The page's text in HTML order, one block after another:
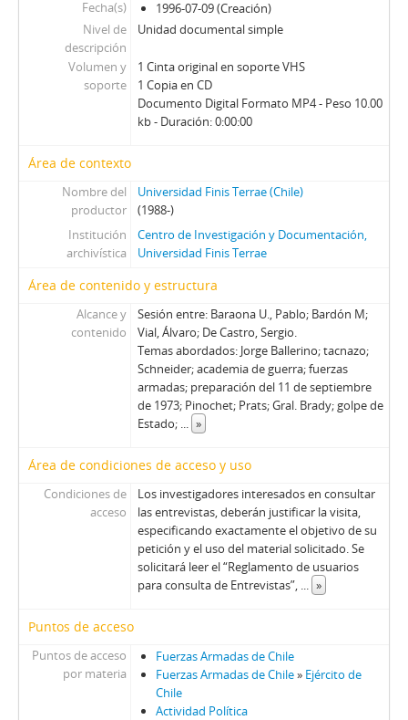
66 - Pinochet, Augusto
67 - Pinochet, Augusto
68 - Matthei, Fernando
69 - Matthei, Fernando
70 - Stange, Rodolfo
71 - Jarpa, Sergio Onofre
73 - Jarpa, Sergio Onofre
74 - Jarpa, Sergio Onofre
75 - Jarpa, Sergio Onofre
76 - Jarpa, Sergio Onofre
77 - Fresno, Juan Francisco
79 - Martínez Busch, Jorge
80 - Martínez Busch, Jorge
81 - Thayer, William
82 - Moreno, Fernando
83 - Martínez Busch, Jorge
84 - Silva Solar, Julio
85 - Martínez Busch, Jorge
87 - Fresno, Juan Francisco
88 - Silva Solar, Julio
89 - Thayer, William
90 - Martínez Busch, Jorge
91 - Krauss, Enrique
92 - Frei B., Arturo
94 - Boeninger, Edgardo
96 - Boeninger, Edgardo
97 - Bitar, Sergio
98 - Chonchol, Jacques
Fecha(s)
1996-07-09 (Creación)
Nivel de
descripción
Unidad documental simple
Volumen y
soporte
1 Cinta original en soporte VHS
1 Copia en CD
Documento Digital Formato MP4 - Peso 10.00
kb - Duración: 0:00:00
Área de contexto
Nombre del
productor
Universidad Finis Terrae (Chile)
(1988-)
Institución
archivística
Centro de Investigación y Documentación,
Universidad Finis Terrae
Área de contenido y estructura
Alcance y
contenido
Sesión entre: Baraona U., Pablo; Bardón M;
Vial, Álvaro; De Castro, Sergio.
Temas abordados: Jorge Ballerino; tacnazo;
Schneider; academia de guerra; fuerzas
armadas; preparación del 11 de septiembre
de 1973; Pinochet; Prats; Gral. Brady; golpe de
Estado; ... »
Área de condiciones de acceso y uso
Condiciones de
acceso
Los investigadores interesados en consultar
las entrevistas, deberán justificar la visita,
especificando exactamente el objetivo de su
petición y el uso del material solicitado. Se
solicitará leer el “Reglamento de usuarios
para consulta de Entrevistas”, ... »
Puntos de acceso
Puntos de acceso
por materia
Fuerzas Armadas de Chile
Fuerzas Armadas de Chile» Ejército de
Chile
Actividad Política